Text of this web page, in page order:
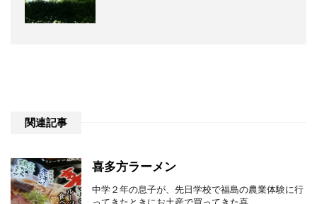
関連記事
喜多方ラーメン
中学２年の息子が、先日学校で福島の農業体験に行